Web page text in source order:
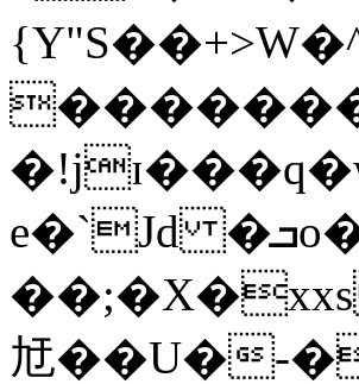
e�`Jd �ܒo��m��1��d|
㝼��U�-